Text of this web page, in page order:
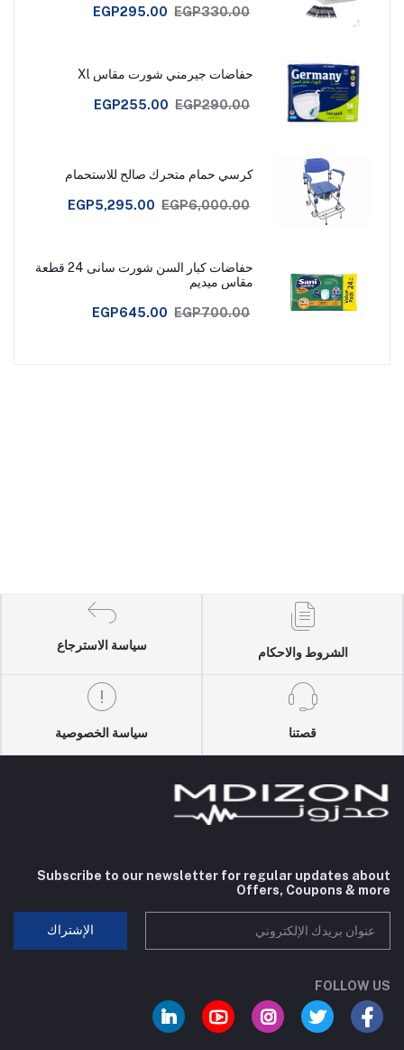
EGP295.00 EGP330.00
حفاضات جيرمني شورت مقاس Xl
EGP255.00 EGP290.00
كرسي حمام متحرك صالح للاستحمام
EGP5,295.00 EGP6,000.00
حفاضات كبار السن شورت سانى 24 قطعة
مقاس ميديم
EGP645.00 EGP700.00
الشروط والاحكام
سياسة الاسترجاع
قصتنا سياسة الخصوصية
Subscribe to our newsletter for regular updates about
Offers, Coupons & more
الإشتراك
FOLLOW US